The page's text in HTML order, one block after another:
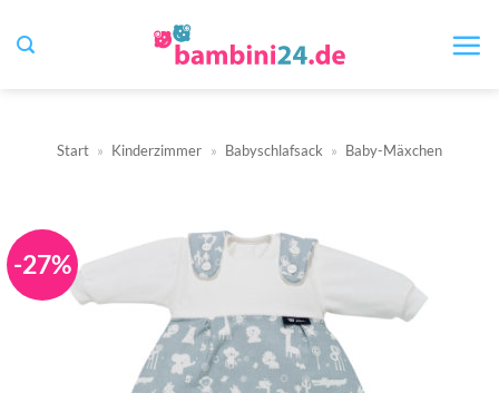
Inhalt
Start » Kinderzimmer » Babyschlafsack » Baby-Mäxchen
-27%